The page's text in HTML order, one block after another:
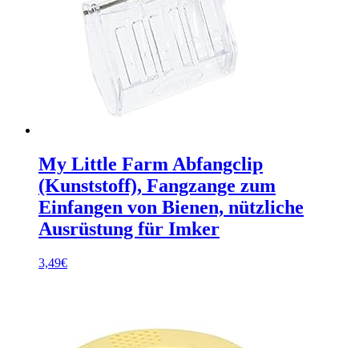
My Little Farm Abfangclip
(Kunststoff), Fangzange zum
Einfangen von Bienen, nützliche
Ausrüstung für Imker
3,49€